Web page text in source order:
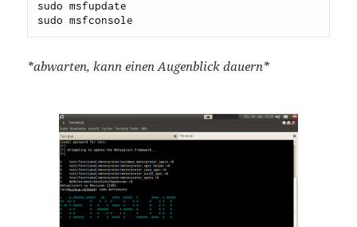
sudo msfupdate
sudo msfconsole
*abwarten, kann einen Augenblick dauern*